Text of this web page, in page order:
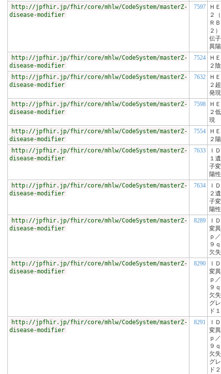
http://jpfhir.jp/fhir/core/mhlw/CodeSystem/masterZ-
disease-modifier
7597
Ｈ
２
Ｒ
２
伝
異
http://jpfhir.jp/fhir/core/mhlw/CodeSystem/masterZ-
disease-modifier
7524
Ｈ
２
http://jpfhir.jp/fhir/core/mhlw/CodeSystem/masterZ-
disease-modifier
7632
Ｈ
２
発現
http://jpfhir.jp/fhir/core/mhlw/CodeSystem/masterZ-
disease-modifier
7598
Ｈ
２
現
http://jpfhir.jp/fhir/core/mhlw/CodeSystem/masterZ-
disease-modifier
7554
Ｈ
２
http://jpfhir.jp/fhir/core/mhlw/CodeSystem/masterZ-
disease-modifier
7633
Ｉ
１
子
陽性
http://jpfhir.jp/fhir/core/mhlw/CodeSystem/masterZ-
disease-modifier
7634
Ｉ
２
子
陽性
http://jpfhir.jp/fhir/core/mhlw/CodeSystem/masterZ-
disease-modifier
8289
Ｉ
変
ｐ
９
欠
http://jpfhir.jp/fhir/core/mhlw/CodeSystem/masterZ-
disease-modifier
8290
Ｉ
変
ｐ
９
欠
グ
ド１
http://jpfhir.jp/fhir/core/mhlw/CodeSystem/masterZ-
disease-modifier
8291
Ｉ
変
ｐ
９
欠
グ
ド２